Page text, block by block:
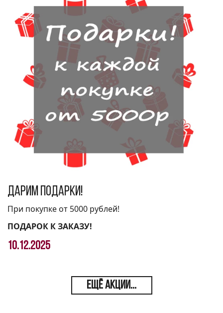
Дарим подарки!
При покупке от 5000 рублей!
ПОДАРОК К ЗАКАЗУ!
10.12.2025
ЕЩЁ АКЦИИ...